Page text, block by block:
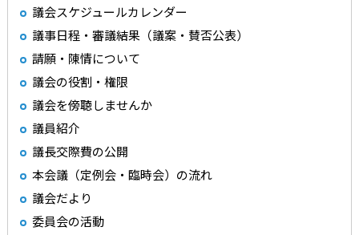
議会スケジュールカレンダー
議事日程・審議結果（議案・賛否公表）
請願・陳情について
議会の役割・権限
議会を傍聴しませんか
議員紹介
議長交際費の公開
本会議（定例会・臨時会）の流れ
議会だより
委員会の活動